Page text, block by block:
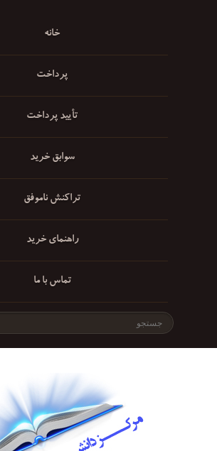
خانه
پرداخت
تأیید پرداخت
سوابق خرید
تراکنش ناموفق
راهنمای خرید
تماس با ما